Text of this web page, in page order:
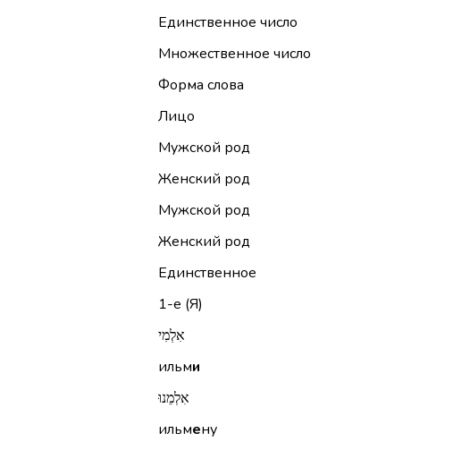
Единственное число
Множественное число
Форма слова
Лицо
Мужской род
Женский род
Мужской род
Женский род
Единственное
1-е (Я)
אִלְמִי
ильми
אִלְמֵנוּ
ильмену